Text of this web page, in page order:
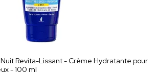
Revita-Lissant - Crème Hydratante pour
- 100 ml